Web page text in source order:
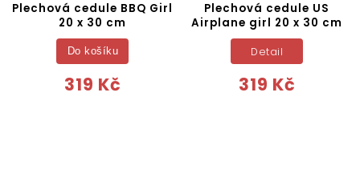
Plechová cedule BBQ Girl
20 x 30 cm
319 Kč
Do košíku
Plechová cedule US
Airplane girl 20 x 30 cm
319 Kč
Detail